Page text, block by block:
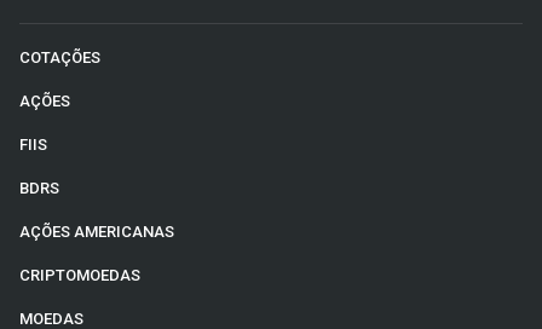
COTAÇÕES
AÇÕES
FIIS
BDRS
AÇÕES AMERICANAS
CRIPTOMOEDAS
MOEDAS